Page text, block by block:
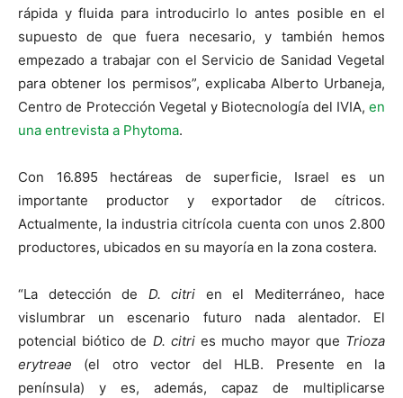
rápida y fluida para introducirlo lo antes posible en el
supuesto de que fuera necesario, y también hemos
empezado a trabajar con el Servicio de Sanidad Vegetal
para obtener los permisos”, explicaba Alberto Urbaneja,
Centro de Protección Vegetal y Biotecnología del IVIA, en
una entrevista a Phytoma.
Con 16.895 hectáreas de superficie, Israel es un
importante productor y exportador de cítricos.
Actualmente, la industria citrícola cuenta con unos 2.800
productores, ubicados en su mayoría en la zona costera.
“La detección de D. citri en el Mediterráneo, hace
vislumbrar un escenario futuro nada alentador. El
potencial biótico de D. citries mucho mayor que Trioza
erytreae (el otro vector del HLB. Presente en la
península) y es, además, capaz de multiplicarse